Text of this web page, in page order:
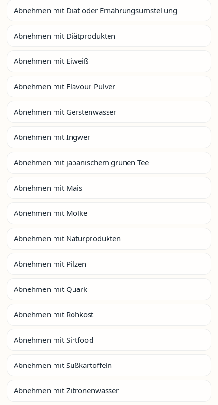
Abnehmen mit Diät oder Ernährungsumstellung
Abnehmen mit Diätprodukten
Abnehmen mit Eiweiß
Abnehmen mit Flavour Pulver
Abnehmen mit Gerstenwasser
Abnehmen mit Ingwer
Abnehmen mit japanischem grünen Tee
Abnehmen mit Mais
Abnehmen mit Molke
Abnehmen mit Naturprodukten
Abnehmen mit Pilzen
Abnehmen mit Quark
Abnehmen mit Rohkost
Abnehmen mit Sirtfood
Abnehmen mit Süßkartoffeln
Abnehmen mit Zitronenwasser